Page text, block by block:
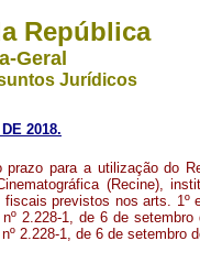
República
Geral
Jurídicos
2018.
prazo para a utilização do
(Recine),
fiscais previstos nos arts. 1º
nº 2.228-1, de 6 de
2.228-1, de 6 de setembro